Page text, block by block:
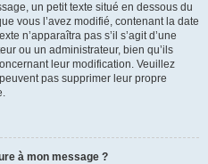
un petit texte situé en dessous du
vous l’avez modifié, contenant la date
n’apparaîtra pas s’il s’agit d’une
ou un administrateur, bien qu’ils
leur modification. Veuillez
pas supprimer leur propre
à mon message ?